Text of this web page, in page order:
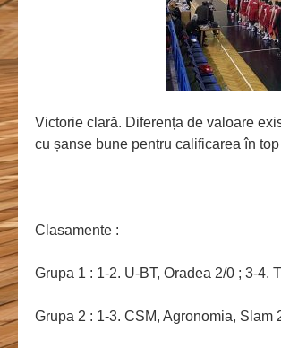
Victorie clară. Diferența de valoare
cu șanse bune pentru calificarea în top
Clasamente :
Grupa 1 : 1-2. U-BT, Oradea 2/0 ; 3-4.
Grupa 2 : 1-3. CSM, Agronomia, Slam